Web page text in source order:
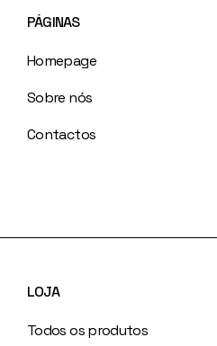
PÁGINAS
Homepage
Sobre nós
Contactos
LOJA
Todos os produtos